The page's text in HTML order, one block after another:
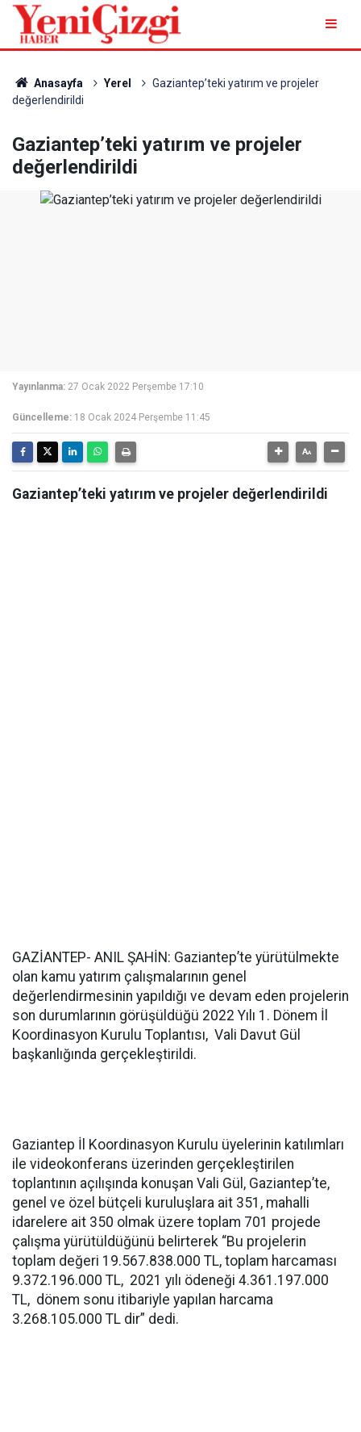
Anasayfa Yerel
Gaziantep’teki yatırım ve projeler
değerlendirildi
Gaziantep’teki yatırım ve projeler
değerlendirildi
Yayınlanma: 27 Ocak 2022 Perşembe 17:10
Güncelleme: 18 Ocak 2024 Perşembe 11:45
Gaziantep’teki yatırım ve projeler değerlendirildi
GAZİANTEP- ANIL ŞAHİN: Gaziantep’te yürütülmekte
olan kamu yatırım çalışmalarının genel
değerlendirmesinin yapıldığı ve devam eden projelerin
son durumlarının görüşüldüğü 2022 Yılı 1. Dönem İl
Koordinasyon Kurulu Toplantısı, Vali Davut Gül
başkanlığında gerçekleştirildi.
Gaziantep İl Koordinasyon Kurulu üyelerinin katılımları
ile videokonferans üzerinden gerçekleştirilen
toplantının açılışında konuşan Vali Gül, Gaziantep’te,
genel ve özel bütçeli kuruluşlara ait 351, mahalli
idarelere ait 350 olmak üzere toplam 701 projede
çalışma yürütüldüğünü belirterek “Bu projelerin
toplam değeri 19.567.838.000 TL, toplam harcaması
9.372.196.000 TL, 2021 yılı ödeneği 4.361.197.000
TL, dönem sonu itibariyle yapılan harcama
3.268.105.000 TL dir” dedi.